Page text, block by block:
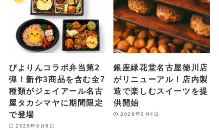
ぴよりんコラボ弁当第2
弾！新作3商品を含む全7
種類がジェイアール名古
屋タカシマヤに期間限定
で登場
2026年8月6日
銀座緑花堂名古屋徳川店
がリニューアル！店内製
造で楽しむスイーツを提
供開始
2026年8月4日